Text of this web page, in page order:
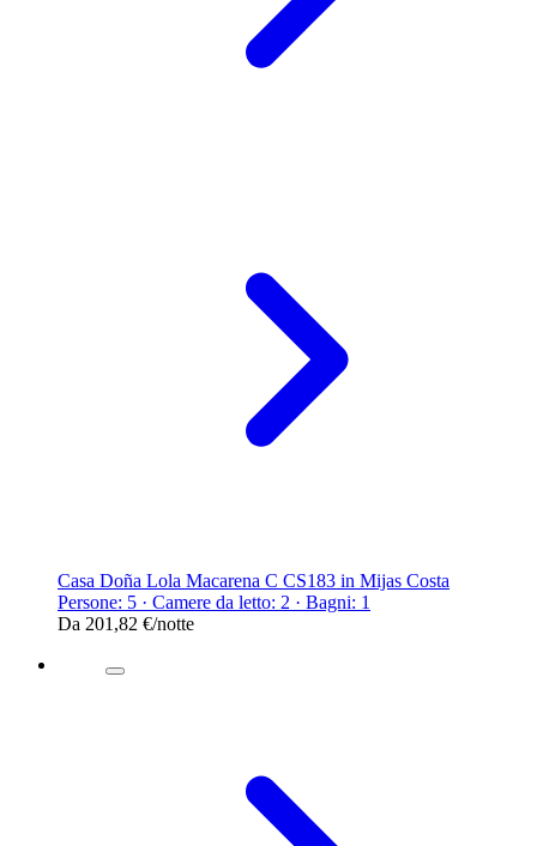
Casa Doña Lola Macarena C CS183 in Mijas Costa
Persone: 5 · Camere da letto: 2 · Bagni: 1
Da 201,82 €/notte